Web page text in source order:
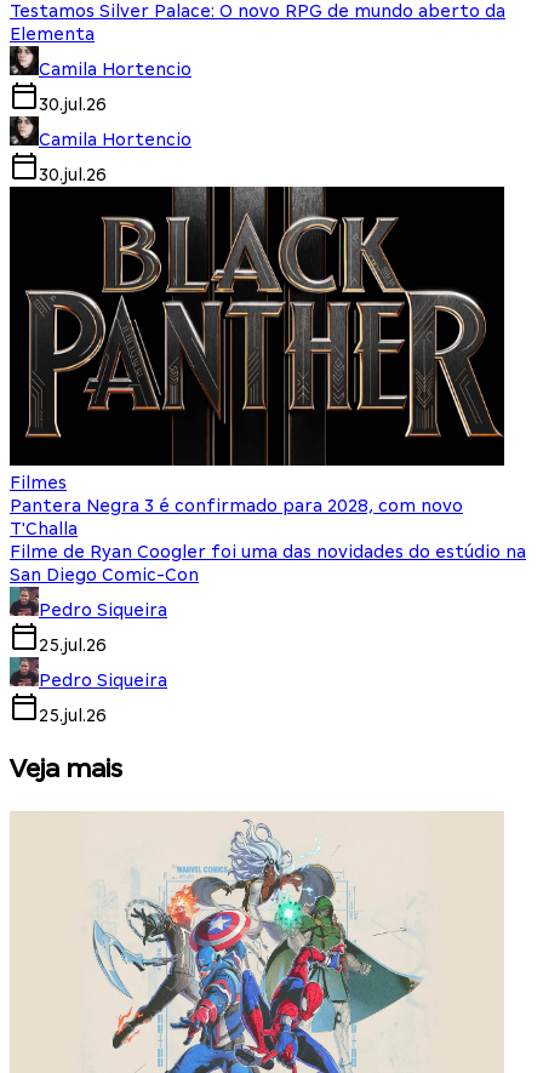
Testamos Silver Palace: O novo RPG de mundo aberto da
Elementa
Camila Hortencio
30.jul.26
Camila Hortencio
30.jul.26
Filmes
Pantera Negra 3 é confirmado para 2028, com novo
T'Challa
Filme de Ryan Coogler foi uma das novidades do estúdio na
San Diego Comic-Con
Pedro Siqueira
25.jul.26
Pedro Siqueira
25.jul.26
Veja mais